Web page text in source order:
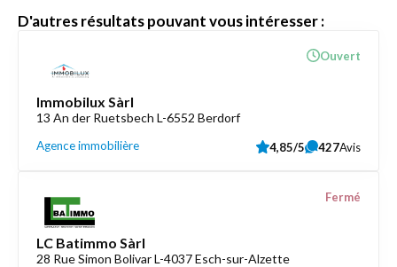
D'autres résultats pouvant vous intéresser :
Immobilux Sàrl
13 An der Ruetsbech L-6552 Berdorf
Agence immobilière
Ouvert
4,85/5 427Avis
LC Batimmo Sàrl
28 Rue Simon Bolivar L-4037 Esch-sur-Alzette
Fermé